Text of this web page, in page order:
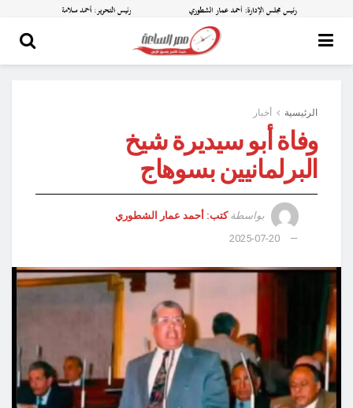
الرئيسية أخبار
وفاة أبو سيديرة شيخ
البرلمانيين بسوهاج
بواسطة كتب: أحمد عمار الشطوري
2025-07-20